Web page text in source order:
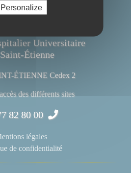
Universitaire
Étienne
ÉTIENNE Cedex 2
des différents sites
82 80 00
légales
de confidentialité
Personalize